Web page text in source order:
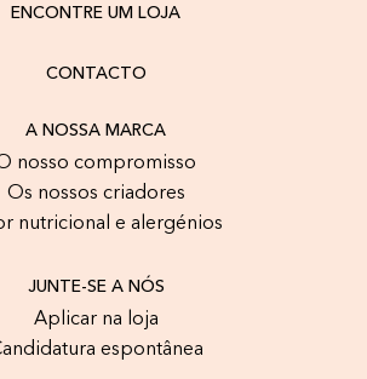
ENCONTRE UM LOJA
CONTACTO
A NOSSA MARCA
nosso compromisso
Os nossos criadores
nutricional e alergénios
JUNTE-SE A NÓS
Aplicar na loja
espontânea